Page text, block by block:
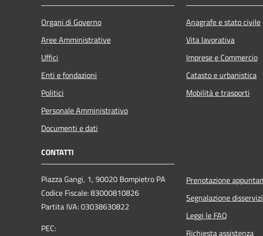
Organi di Governo
Aree Amministrative
Uffici
Enti e fondazioni
Politici
Personale Amministrativo
Documenti e dati
Anagrafe e stato civile
Vita lavorativa
Imprese e Commercio
Catasto e urbanistica
Mobilità e trasporti
CONTATTI
Piazza Gangi, 1, 90020 Bompietro PA
Codice Fiscale: 83000810826
Partita IVA: 03038630822
PEC:
Prenotazione
Segnalazione
Leggi le FAQ
Richiesta assistenza